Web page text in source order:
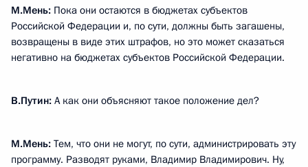
М.Мень: Пока они остаются в бюджетах субъектов
Российской Федерации и, по сути, должны быть загашены,
возвращены в виде этих штрафов, но это может сказаться
негативно на бюджетах субъектов Российской Федерации.
В.Путин: А как они объясняют такое положение дел?
М.Мень: Тем, что они не могут, по сути, администрировать эту
программу. Разводят руками, Владимир Владимирович. Ну,